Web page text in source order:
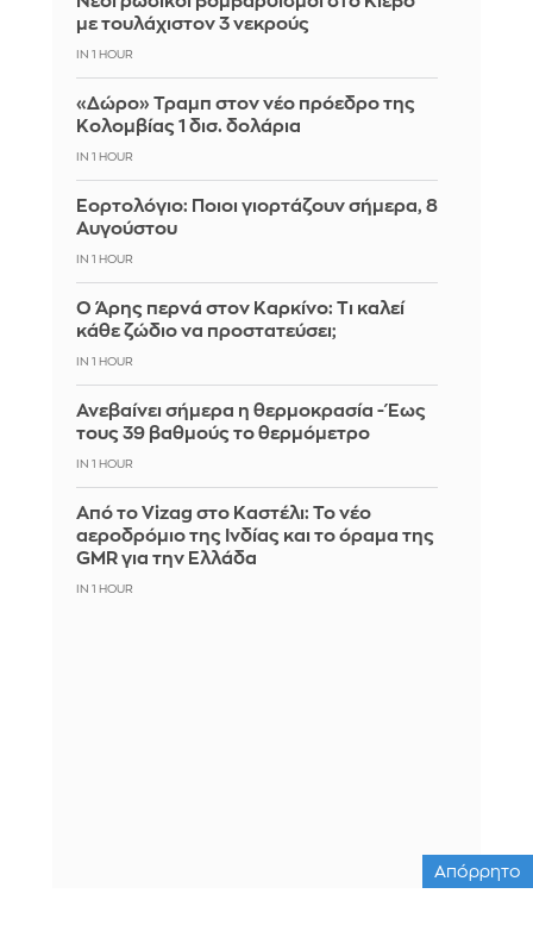
με τουλάχιστον 3 νεκρούς
IN 1 HOUR
«Δώρο» Τραμπ στον νέο πρόεδρο της
Κολομβίας 1 δισ. δολάρια
IN 1 HOUR
Εορτολόγιο: Ποιοι γιορτάζουν σήμερα, 8
Αυγούστου
IN 1 HOUR
Ο Άρης περνά στον Καρκίνο: Τι καλεί
κάθε ζώδιο να προστατεύσει;
IN 1 HOUR
Ανεβαίνει σήμερα η θερμοκρασία - Έως
τους 39 βαθμούς το θερμόμετρο
IN 1 HOUR
Από το Vizag στο Καστέλι: Το νέο
αεροδρόμιο της Ινδίας και το όραμα της
GMR για την Ελλάδα
IN 1 HOUR
Απόρρητο